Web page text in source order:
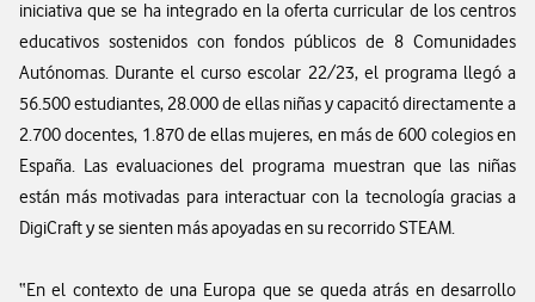
iniciativa que se ha integrado en la oferta curricular de los centros
educativos sostenidos con fondos públicos de 8 Comunidades
Autónomas. Durante el curso escolar 22/23, el programa llegó a
56.500 estudiantes, 28.000 de ellas niñas y capacitó directamente a
2.700 docentes, 1.870 de ellas mujeres, en más de 600 colegios en
España. Las evaluaciones del programa muestran que las niñas
están más motivadas para interactuar con la tecnología gracias a
DigiCraft y se sienten más apoyadas en su recorrido STEAM.
“En el contexto de una Europa que se queda atrás en desarrollo